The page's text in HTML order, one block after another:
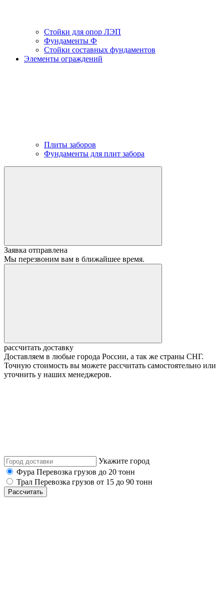
Стойки для опор ЛЭП
Фундаменты Ф
Стойки составных фундаментов
Элементы ограждений
Плиты заборов
Фундаменты для плит забора
Заявка отправлена
Мы перезвоним вам в ближайшее время.
рассчитать доставку
Доставляем в любые города России, а так же страны СНГ.
Точную стоимость вы можете рассчитать самостоятельно или
уточнить у наших менеджеров.
Укажите город
Фура Перевозка грузов до 20 тонн
Трал Перевозка грузов от 15 до 90 тонн
Рассчитать